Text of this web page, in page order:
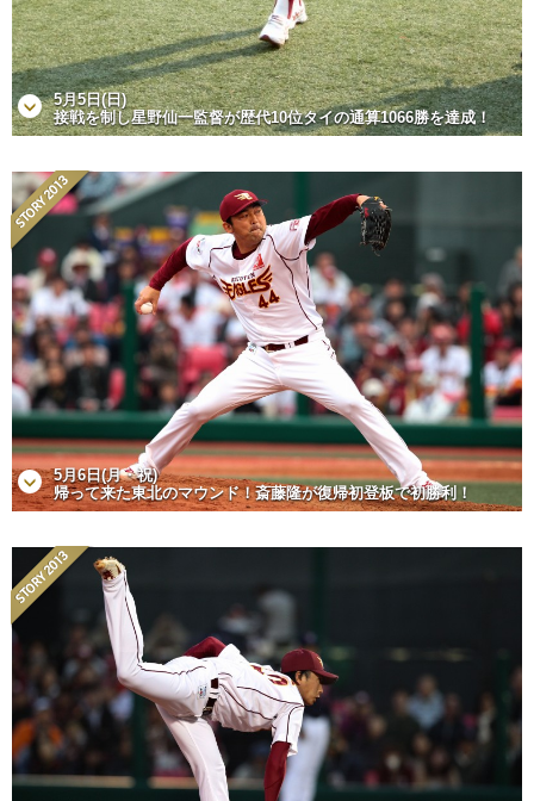
5月5日(日)
接戦を制し星野仙一監督が歴代10位タイの通算1066勝を達成！
5月6日(月・祝)
帰って来た東北のマウンド！斎藤隆が復帰初登板で初勝利！